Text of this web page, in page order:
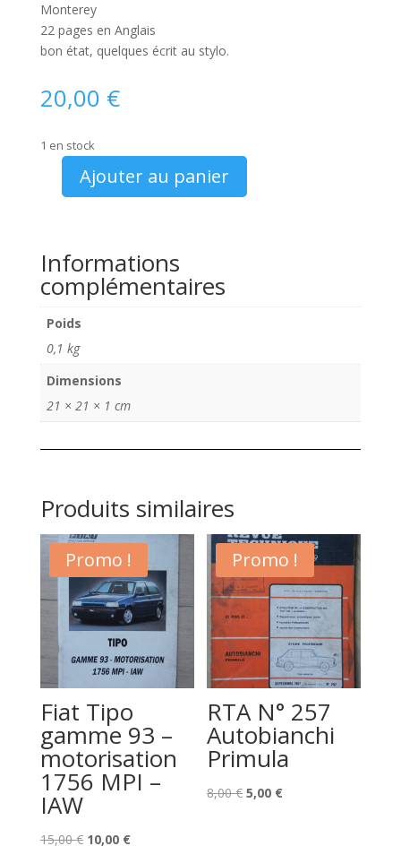
Monterey
22 pages en Anglais
bon état, quelques écrit au stylo.
20,00 €
1 en stock
quantité
Comet
Meteor
Monterey
1962
Ajouter au panier
Informations
complémentaires
Poids
0,1 kg
Dimensions
21 × 21 × 1 cm
Produits similaires
Promo !
Fiat Tipo
gamme 93 –
motorisation
1756 MPI –
IAW
15,00€ Le
10,00 €Le
Promo !
RTA N° 257
Autobianchi
Primula
8,00€ Le
5,00 €Le